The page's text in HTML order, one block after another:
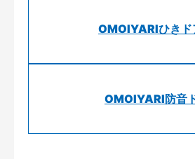
OMOIYARIひき
OMOIYARI防音